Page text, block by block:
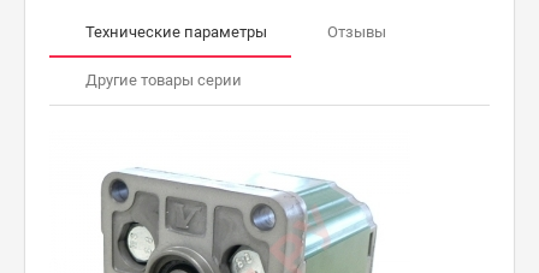
Технические параметры Отзывы
Другие товары серии